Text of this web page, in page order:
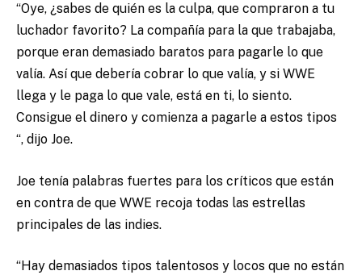
“Oye, ¿sabes de quién es la culpa, que compraron a tu
luchador favorito? La compañía para la que trabajaba,
porque eran demasiado baratos para pagarle lo que
valía. Así que debería cobrar lo que valía, y si WWE
llega y le paga lo que vale, está en ti, lo siento.
Consigue el dinero y comienza a pagarle a estos tipos
“, dijo Joe.
Joe tenía palabras fuertes para los críticos que están
en contra de que WWE recoja todas las estrellas
principales de las indies.
“Hay demasiados tipos talentosos y locos que no están